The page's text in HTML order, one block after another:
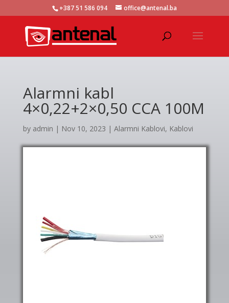
+387 51 586 094 office@antenal.ba
Alarmni kabl
4×0,22+2×0,50 CCA 100M
by admin | Nov 10, 2023 | Alarmni Kablovi, Kablovi